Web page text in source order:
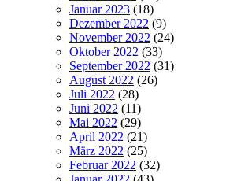
Januar 2023 (18)
Dezember 2022 (9)
November 2022 (24)
Oktober 2022 (33)
September 2022 (31)
August 2022 (26)
Juli 2022 (28)
Juni 2022 (11)
Mai 2022 (29)
April 2022 (21)
März 2022 (25)
Februar 2022 (32)